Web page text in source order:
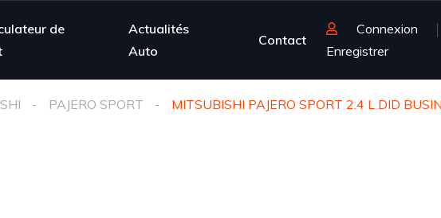
de
Actualités
Auto
Contact
Connexion
Enregistrer
PAJERO SPORT MITSUBISHI PAJERO SPORT 2.4 L DID